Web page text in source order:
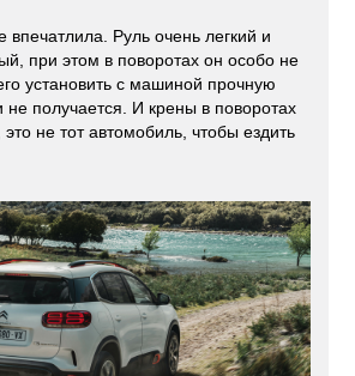
впечатлила. Руль очень легкий и
при этом в поворотах он особо не
установить с машиной прочную
не получается. И крены в поворотах
не тот автомобиль, чтобы ездить